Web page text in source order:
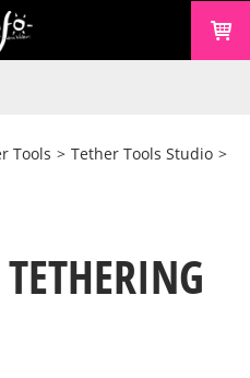
Tools > Tether Tools Studio >